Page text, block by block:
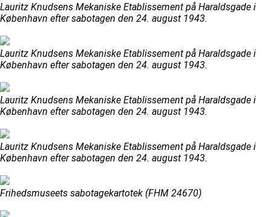
Lauritz Knudsens Mekaniske Etablissement på Haraldsgade i
København efter sabotagen den 24. august 1943.
Lauritz Knudsens Mekaniske Etablissement på Haraldsgade i
København efter sabotagen den 24. august 1943.
Lauritz Knudsens Mekaniske Etablissement på Haraldsgade i
København efter sabotagen den 24. august 1943.
Lauritz Knudsens Mekaniske Etablissement på Haraldsgade i
København efter sabotagen den 24. august 1943.
Frihedsmuseets sabotagekartotek (FHM 24670)